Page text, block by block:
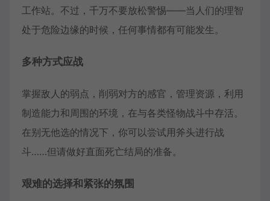
工作站。不过，千万不要放松警惕——当人们的理智
处于危险边缘的时候，任何事情都有可能发生。
多种方式应战
掌握敌人的弱点，削弱对方的感官，管理资源，利用
制造能力和周围的环境，在与各类怪物战斗中存活。
在别无他选的情况下，你可以尝试用斧头进行战
斗……但请做好直面死亡结局的准备。
艰难的选择和紧张的氛围